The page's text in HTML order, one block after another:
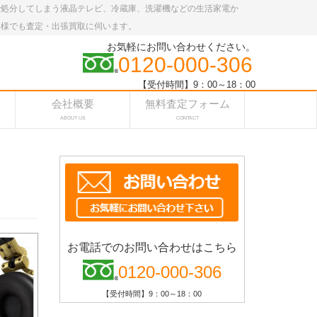
分してしまう液晶テレビ、冷蔵庫、洗濯機などの生活家電か
でも査定・出張買取に伺います。
お気軽にお問い合わせください。
0120-000-306
【受付時間】9：00～18：00
会社概要
ABOUT US
無料査定フォーム
CONTACT
お電話でのお問い合わせはこちら
0120-000-306
【受付時間】9：00～18：00